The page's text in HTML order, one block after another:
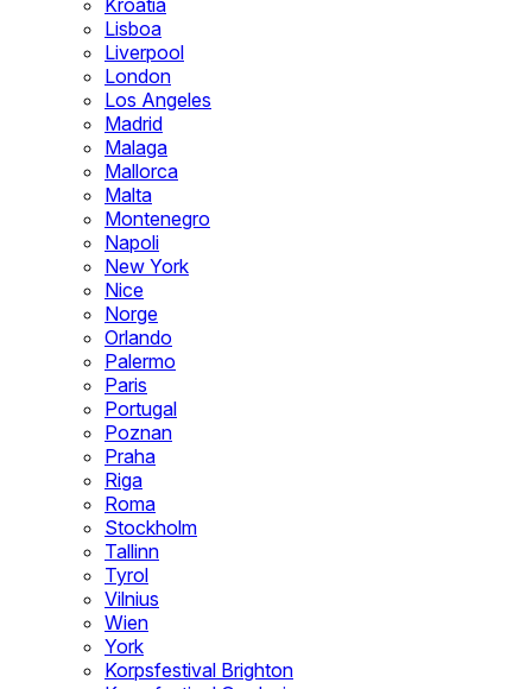
Kroatia
Lisboa
Liverpool
London
Los Angeles
Madrid
Malaga
Mallorca
Malta
Montenegro
Napoli
New York
Nice
Norge
Orlando
Palermo
Paris
Portugal
Poznan
Praha
Riga
Roma
Stockholm
Tallinn
Tyrol
Vilnius
Wien
York
Korpsfestival Brighton